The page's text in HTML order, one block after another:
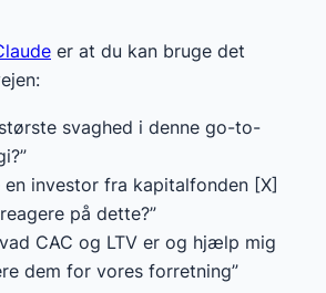
er at du kan bruge det
svaghed i denne go-to-
en investor fra kapitalfonden [X]
på dette?”
CAC og LTV er og hjælp mig
dem for vores forretning”